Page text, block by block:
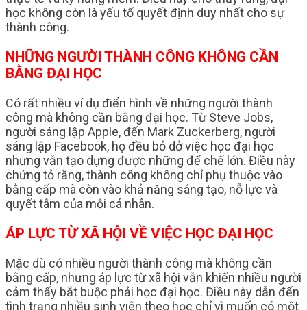
học không còn là yếu tố quyết định duy nhất cho sự
thành công.
NHỮNG NGƯỜI THÀNH CÔNG KHÔNG CẦN
BẰNG ĐẠI HỌC
Có rất nhiều ví dụ điển hình về những người thành
công mà không cần bằng đại học. Từ Steve Jobs,
người sáng lập Apple, đến Mark Zuckerberg, người
sáng lập Facebook, họ đều bỏ dở việc học đại học
nhưng vẫn tạo dựng được những đế chế lớn. Điều này
chứng tỏ rằng, thành công không chỉ phụ thuộc vào
bằng cấp mà còn vào khả năng sáng tạo, nỗ lực và
quyết tâm của mỗi cá nhân.
ÁP LỰC TỪ XÃ HỘI VỀ VIỆC HỌC ĐẠI HỌC
Mặc dù có nhiều người thành công mà không cần
bằng cấp, nhưng áp lực từ xã hội vẫn khiến nhiều người
cảm thấy bắt buộc phải học đại học. Điều này dẫn đến
tình trạng nhiều sinh viên theo học chỉ vì muốn có một